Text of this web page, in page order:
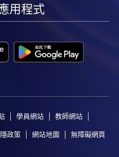
linkedin
用程式
學員網站 教師網站
政策 網站地圖 無障礙網頁